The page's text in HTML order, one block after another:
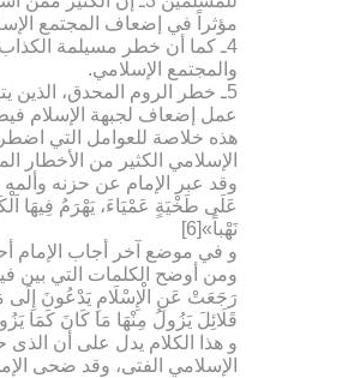
مؤثراً في إضعاف المجتمع
4ـ کما أن خطر مسیلمة الکذاب
والمجتمع الإسلامي.
5ـ خطر الروم المحدق، الذین
عمل إضعاف لجبهة الإسلام
هذه خلاصة للعوامل التي
الإسلامي الکثیر من
عَلَى طَخْیَةٍ عَمْیَاءَ، یَهْرَمُ فِیهَا
نَهْباً»[6]
و في موضع آخر أجاب الإمام
ومن أوضح الکلمات التي بین
رَجَعَتْ عَنِ الْإِسْلَامِ یَدْعُونَ إِلَى
قَلَائِلَ یَزُولُ مِنْهَا مَا کَانَ کَمَا
و هذا الکلام یدل على أن
الإسلامي الفتی، وقد ضحى